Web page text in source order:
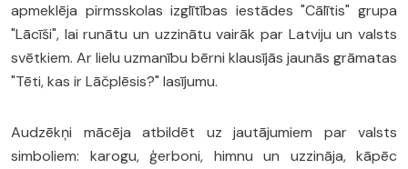
apmeklēja pirmsskolas izglītības iestādes "Cālītis" grupa
"Lācīši", lai runātu un uzzinātu vairāk par Latviju un valsts
svētkiem. Ar lielu uzmanību bērni klausījās jaunās grāmatas
"Tēti, kas ir Lāčplēsis?" lasījumu.
Audzēkņi mācēja atbildēt uz jautājumiem par valsts
simboliem: karogu, ģerboni, himnu un uzzināja, kāpēc